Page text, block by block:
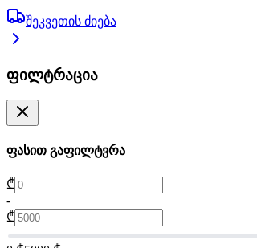
შეკვეთის ძიება
ფილტრაცია
ფასით გაფილტვრა
₾
-
₾